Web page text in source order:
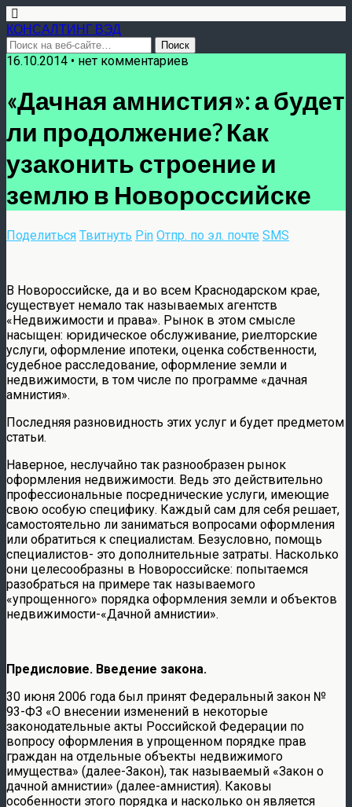
КОНСАЛТИНГ ВЭД
16.10.2014 • нет комментариев
«Дачная амнистия»: а будет
ли продолжение? Как
узаконить строение и
землю в Новороссийске
Поделиться Твитнуть Pin Отпр. по эл. почте SMS
В Новороссийске, да и во всем Краснодарском крае,
существует немало так называемых агентств
«Недвижимости и права». Рынок в этом смысле
насыщен: юридическое обслуживание, риелторские
услуги, оформление ипотеки, оценка собственности,
судебное расследование, оформление земли и
недвижимости, в том числе по программе «дачная
амнистия».
Последняя разновидность этих услуг и будет предметом
статьи.
Наверное, неслучайно так разнообразен рынок
оформления недвижимости. Ведь это действительно
профессиональные посреднические услуги, имеющие
свою особую специфику. Каждый сам для себя решает,
самостоятельно ли заниматься вопросами оформления
или обратиться к специалистам. Безусловно, помощь
специалистов- это дополнительные затраты. Насколько
они целесообразны в Новороссийске: попытаемся
разобраться на примере так называемого
«упрощенного» порядка оформления земли и объектов
недвижимости-«Дачной амнистии».
Предисловие. Введение закона.
30 июня 2006 года был принят Федеральный закон №
93-ФЗ «О внесении изменений в некоторые
законодательные акты Российской Федерации по
вопросу оформления в упрощенном порядке прав
граждан на отдельные объекты недвижимого
имущества» (далее-Закон), так называемый «Закон о
дачной амнистии» (далее-амнистия). Каковы
особенности этого порядка и насколько он является